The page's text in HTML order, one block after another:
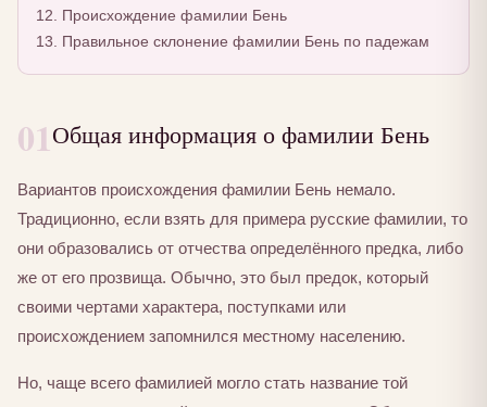
Происхождение фамилии Бень
Правильное склонение фамилии Бень по падежам
01Общая информация о фамилии Бень
Вариантов происхождения фамилии Бень немало.
Традиционно, если взять для примера русские фамилии, то
они образовались от отчества определённого предка, либо
же от его прозвища. Обычно, это был предок, который
своими чертами характера, поступками или
происхождением запомнился местному населению.
Но, чаще всего фамилией могло стать название той